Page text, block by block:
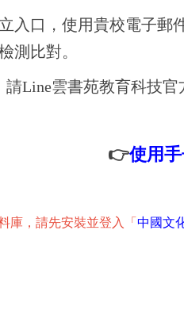
入口，使用貴校電子郵
測比對。
Line雲書苑教育科技官
👉使用
庫，請先安裝並登入「 中國文